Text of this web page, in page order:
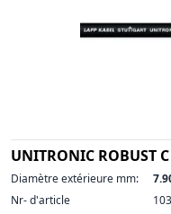
UNITRONIC ROBUST
Diamètre extérieure mm:
Nr- d'article